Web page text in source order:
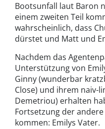
Bootsunfall laut Baron
einem zweiten Teil
wahrscheinlich, dass
dürstet und Matt und
Nachdem das
Unterstützung von
Ginny (wunderbar
Close) und ihrem naiv-
Demetriou) erhalten
Fortsetzung der
kommen: Emilys Vater.